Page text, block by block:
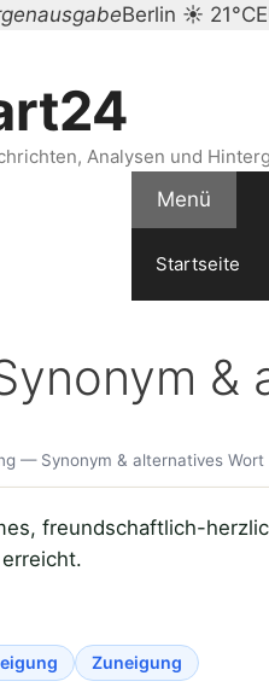
Berlin ☀ 21°C
Analysen und
Menü
Startseite
&
— Synonym & alternatives Wort
freundschaftlich-
Zuneigung